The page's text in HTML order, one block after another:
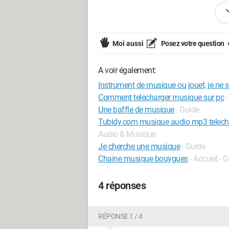
souviens, je fonde peu d'espoir après
souviens du nom de cet appareil je
Moi aussi Posez votre question
A voir également:
Instrument de musique ou jouet, je ne
Comment telecharger musique sur pc
Une baffle de musique- Guide
Tubidy.com musique audio mp3
Audio & Musique
Je cherche une musique - Guide
Chaine musique bouygues- Accueil -
4 réponses
RÉPONSE 1 / 4